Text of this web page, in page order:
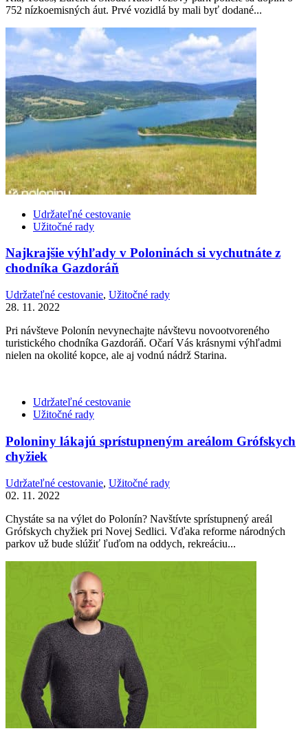
752 nízkoemisných áut. Prvé vozidlá by mali byť dodané...
Udržateľné cestovanie
Užitočné rady
Najkrajšie výhľady v Poloninách si vychutnáte z
chodníka Gazdoráň
Udržateľné cestovanie, Užitočné rady
28. 11. 2022
Pri návšteve Polonín nevynechajte návštevu novootvoreného
turistického chodníka Gazdoráň. Očarí Vás krásnymi výhľadmi
nielen na okolité kopce, ale aj vodnú nádrž Starina.
Udržateľné cestovanie
Užitočné rady
Poloniny lákajú sprístupneným areálom Grófskych
chyžiek
Udržateľné cestovanie, Užitočné rady
02. 11. 2022
Chystáte sa na výlet do Polonín? Navštívte sprístupnený areál
Grófskych chyžiek pri Novej Sedlici. Vďaka reforme národných
parkov už bude slúžiť ľuďom na oddych, rekreáciu...